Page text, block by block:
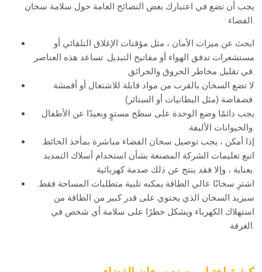
يجب أن تضع في اعتبارك بعض النصائح العامة حول سلامة سخان
ابحث عن ميزات الأمان ، مثل مؤقتات الإغلاق التلقائي أو
مستشعرات تدفق الهواء أو مفاتيح التبديل. تساعد هذه العناصر
لا تضع السخان بالقرب من مواد قابلة للاشتعال أو أقمشة
يجب دائمًا وضع الوحدة على سطح مستوٍ وبعيدًا عن الأطفال
إذا أمكن ، يجب توصيل سخان الفضاء مباشرة بمأخذ الحائط.
اتبع تعليمات الشركة المصنعة بشأن استخدام أسلاك التمديد
اشترِ سخانًا عالي الطاقة يمكنه تلبية متطلبات المساحة فقط.
سيزيد السخان الذي يحتوي على قدر كبير من الطاقة من
استهلاك الكهرباء ويشكل خطرًا على سلامة أي شخص في